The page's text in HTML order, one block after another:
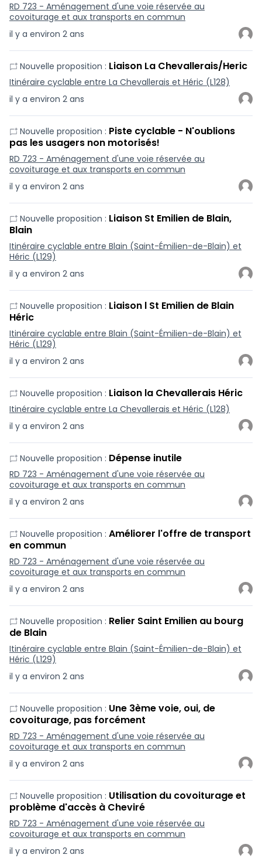
il y a environ 2 ans
RD 723 - Aménagement d'une voie réservée au
covoiturage et aux transports en commun
il y a environ 2 ans
Nouvelle proposition : Liaison La Chevallerais/Heric
Itinéraire cyclable entre La Chevallerais et Héric (L128)
il y a environ 2 ans
Nouvelle proposition : Piste cyclable - N'oublions
pas les usagers non motorisés!
RD 723 - Aménagement d'une voie réservée au
covoiturage et aux transports en commun
il y a environ 2 ans
Nouvelle proposition : Liaison St Emilien de Blain,
Blain
Itinéraire cyclable entre Blain (Saint-Émilien-de-Blain) et
Héric (L129)
il y a environ 2 ans
Nouvelle proposition : Liaison l St Emilien de Blain
Héric
Itinéraire cyclable entre Blain (Saint-Émilien-de-Blain) et
Héric (L129)
il y a environ 2 ans
Nouvelle proposition : Liaison la Chevallerais Héric
Itinéraire cyclable entre La Chevallerais et Héric (L128)
il y a environ 2 ans
Nouvelle proposition : Dépense inutile
RD 723 - Aménagement d'une voie réservée au
covoiturage et aux transports en commun
il y a environ 2 ans
Nouvelle proposition : Améliorer l'offre de transport
en commun
RD 723 - Aménagement d'une voie réservée au
covoiturage et aux transports en commun
il y a environ 2 ans
Nouvelle proposition : Relier Saint Emilien au bourg
de Blain
Itinéraire cyclable entre Blain (Saint-Émilien-de-Blain) et
Héric (L129)
il y a environ 2 ans
Nouvelle proposition : Une 3ème voie, oui, de
covoiturage, pas forcément
RD 723 - Aménagement d'une voie réservée au
covoiturage et aux transports en commun
il y a environ 2 ans
Nouvelle proposition : Utilisation du covoiturage et
problème d'accès à Cheviré
RD 723 - Aménagement d'une voie réservée au
covoiturage et aux transports en commun